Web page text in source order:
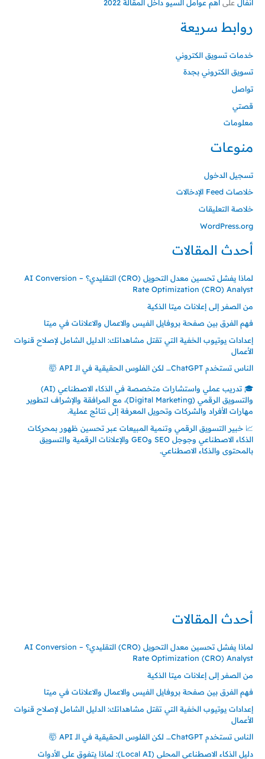
انفال على اهم عوامل السيو داخل المقالة 2022
روابط سريعة
خدمات تسويق الكتروني
تسويق الكتروني بجدة
تواصل
قصتي
معلومات
منوعات
تسجيل الدخول
خلاصات Feed الإدخالات
خلاصة التعليقات
WordPress.org
أحدث المقالات
لماذا يفشل تحسين معدل التحويل (CRO) التقليدي؟ – AI Conversion
Rate Optimization (CRO) Analyst
من الصفر إلى إعلانات ميتا الذكية
فهم الفرق بين صفحة بروفايل الفيس والاعمال والاعلانات في ميتا
إعدادات يوتيوب الخفية التي تقتل مشاهداتك: الدليل الشامل لإصلاح قنوات
الأعمال
الناس تستخدم ChatGPT… لكن الفلوس الحقيقية في الـ API 🤯
🎓 تدريب عملي واستشارات متخصصة في الذكاء الاصطناعي (AI)
والتسويق الرقمي (Digital Marketing)، مع المرافقة والإشراف لتطوير
مهارات الأفراد والشركات وتحويل المعرفة إلى نتائج عملية.
📈 خبير التسويق الرقمي وتنمية المبيعات عبر تحسين ظهور بمحركات
الذكاء الاصطناعي وجوجل SEO وGEO والإعلانات الرقمية والتسويق
بالمحتوى والذكاء الاصطناعي.
أحدث المقالات
لماذا يفشل تحسين معدل التحويل (CRO) التقليدي؟ – AI Conversion
Rate Optimization (CRO) Analyst
من الصفر إلى إعلانات ميتا الذكية
فهم الفرق بين صفحة بروفايل الفيس والاعمال والاعلانات في ميتا
إعدادات يوتيوب الخفية التي تقتل مشاهداتك: الدليل الشامل لإصلاح قنوات
الأعمال
الناس تستخدم ChatGPT… لكن الفلوس الحقيقية في الـ API 🤯
دليل الذكاء الاصطناعي المحلي (Local AI): لماذا يتفوق على الأدوات